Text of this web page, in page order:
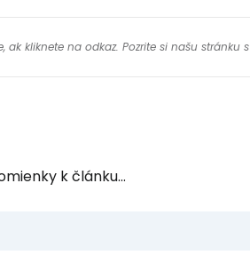
kliknete na odkaz. Pozrite si našu stránku s
k článku...